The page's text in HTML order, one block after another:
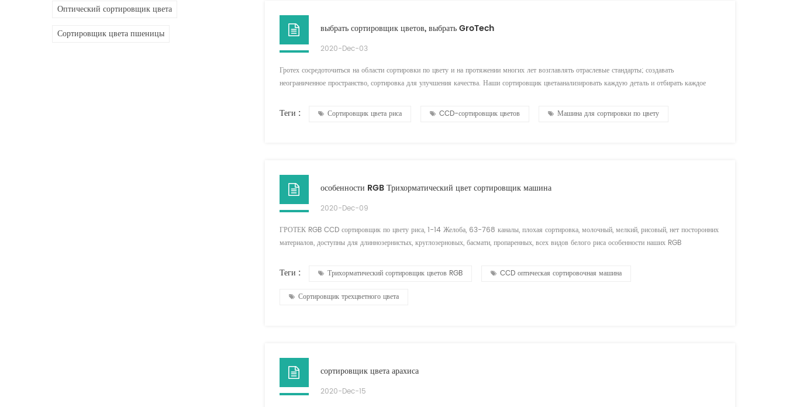
Оптический сортировщик цвета
Сортировщик цвета пшеницы
выбрать сортировщик цветов, выбрать GroTech
2020-Dec-03
Гротех сосредоточиться на области сортировки по цвету и на протяжении многих лет возглавлять отраслевые стандарты; создавать
неограниченное пространство, сортировка для улучшения качества. Наши сортировщик цветаанализировать каждую деталь и отбирать каждое
Например: сорт...
Теги : Сортировщик цвета риса CCD-сортировщик цветов Машина для сортировки по цвету
особенности RGB Трихорматический цвет сортировщик машина
2020-Dec-09
ГРОТЕК RGB CCD сортировщик по цвету риса, 1-14 Желоба, 63-768 каналы, плохая сортировка, молочный, мелкий, рисовый, нет посторонних
материалов, доступны для длиннозернистых, круглозерновых, басмати, пропаренных, всех видов белого риса особенности наших RGB
долгий срок слу...
Теги : Трихорматический сортировщик цветов RGB CCD оптическая сортировочная машина
Сортировщик трехцветного цвета
сортировщик цвета арахиса
2020-Dec-15